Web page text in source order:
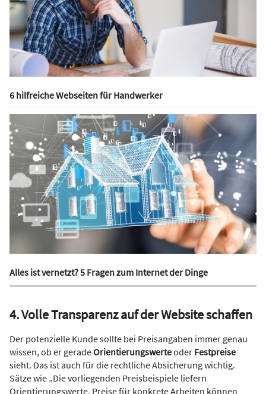
6 hilfreiche Webseiten für Handwerker
Alles ist vernetzt? 5 Fragen zum Internet der Dinge
4. Volle Transparenz auf der Website schaffen
Der potenzielle Kunde sollte bei Preisangaben immer genau
wissen, ob er geradeOrientierungswerteoder Festpreise
sieht. Das ist auch für die rechtliche Absicherung wichtig.
Sätze wie „Die vorliegenden Preisbeispiele liefern
Orientierungswerte. Preise für konkrete Arbeiten können